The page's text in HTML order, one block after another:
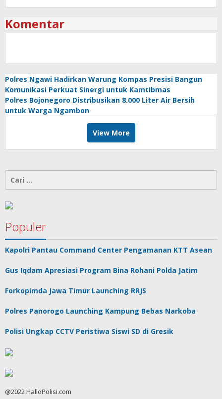
Komentar
Polres Ngawi Hadirkan Warung Kompas Presisi Bangun
Komunikasi Perkuat Sinergi untuk Kamtibmas
Polres Bojonegoro Distribusikan 8.000 Liter Air Bersih
untuk Warga Ngambon
View More
untuk:
Populer
Kapolri Pantau Command Center Pengamanan KTT Asean
Gus Iqdam Apresiasi Program Bina Rohani Polda Jatim
Forkopimda Jawa Timur Launching RRJS
Polres Panorogo Launching Kampung Bebas Narkoba
Polisi Ungkap CCTV Peristiwa Siswi SD di Gresik
@2022 HalloPolisi.com